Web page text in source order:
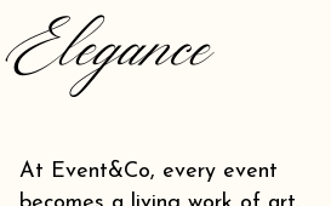
Elegance
At Event&Co, every event